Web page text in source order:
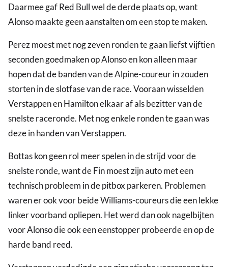
Daarmee gaf Red Bull wel de derde plaats op, want
Alonso maakte geen aanstalten om een stop te maken.
Perez moest met nog zeven ronden te gaan liefst vijftien
seconden goedmaken op Alonso en kon alleen maar
hopen dat de banden van de Alpine-coureur in zouden
storten in de slotfase van de race. Vooraan wisselden
Verstappen en Hamilton elkaar af als bezitter van de
snelste raceronde. Met nog enkele ronden te gaan was
deze in handen van Verstappen.
Bottas kon geen rol meer spelen in de strijd voor de
snelste ronde, want de Fin moest zijn auto met een
technisch probleem in de pitbox parkeren. Problemen
waren er ook voor beide Williams-coureurs die een lekke
linker voorband opliepen. Het werd dan ook nagelbijten
voor Alonso die ook een eenstopper probeerde en op de
harde band reed.